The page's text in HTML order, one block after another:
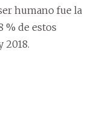
humano fue la
% de estos
2018.